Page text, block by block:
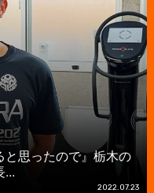
と思ったので』栃木の
...
2022.07.23